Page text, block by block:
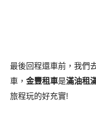
最後回程還車前，我們
車， 金豐租車是滿油租
旅程玩的好充實!